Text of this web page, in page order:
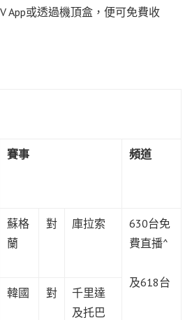
App或透過機頂盒，便可免費收
賽事 頻道
蘇格
蘭
對 庫拉索
630台免
費直播^
及618台
韓國 對
千里達
及托巴